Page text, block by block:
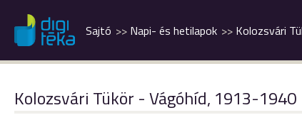
Kolozsvári
Napi- és hetilapok
Sajtó
Kolozsvári Tükör - Vágóhíd, 1913-1940